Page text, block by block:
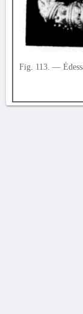
Fig. 113. —